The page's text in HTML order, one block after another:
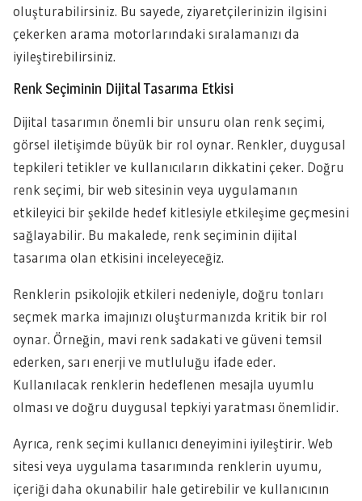
oluşturabilirsiniz. Bu sayede, ziyaretçilerinizin ilgisini
çekerken arama motorlarındaki sıralamanızı da
iyileştirebilirsiniz.
Renk Seçiminin Dijital Tasarıma Etkisi
Dijital tasarımın önemli bir unsuru olan renk seçimi,
görsel iletişimde büyük bir rol oynar. Renkler, duygusal
tepkileri tetikler ve kullanıcıların dikkatini çeker. Doğru
renk seçimi, bir web sitesinin veya uygulamanın
etkileyici bir şekilde hedef kitlesiyle etkileşime geçmesini
sağlayabilir. Bu makalede, renk seçiminin dijital
tasarıma olan etkisini inceleyeceğiz.
Renklerin psikolojik etkileri nedeniyle, doğru tonları
seçmek marka imajınızı oluşturmanızda kritik bir rol
oynar. Örneğin, mavi renk sadakati ve güveni temsil
ederken, sarı enerji ve mutluluğu ifade eder.
Kullanılacak renklerin hedeflenen mesajla uyumlu
olması ve doğru duygusal tepkiyi yaratması önemlidir.
Ayrıca, renk seçimi kullanıcı deneyimini iyileştirir. Web
sitesi veya uygulama tasarımında renklerin uyumu,
içeriği daha okunabilir hale getirebilir ve kullanıcının